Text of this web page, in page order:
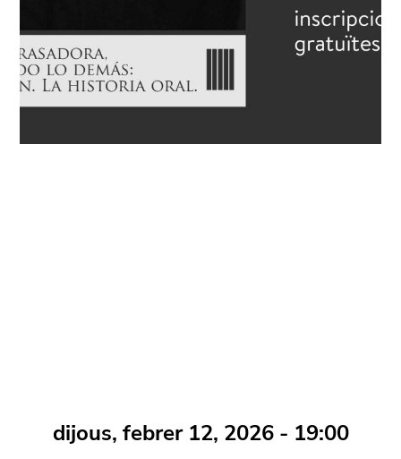
dijous, febrer 12, 2026 - 19:00